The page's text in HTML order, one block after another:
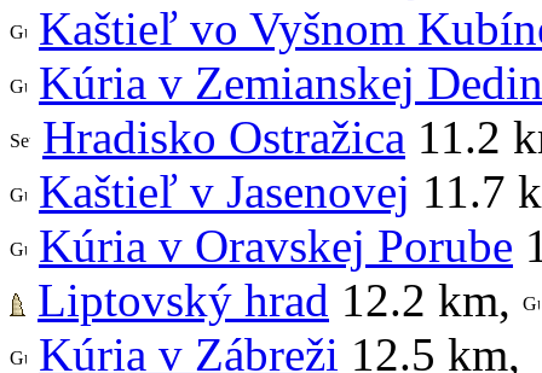
Kaštieľ vo Vyšnom
Kúria v Zemianskej
Hradisko Ostražica 11.2
Kaštieľ v Jasenovej 11.7
Kúria v Oravskej Porube
Liptovský hrad 12.2 km,
Kúria v Zábreži 12.5 km,